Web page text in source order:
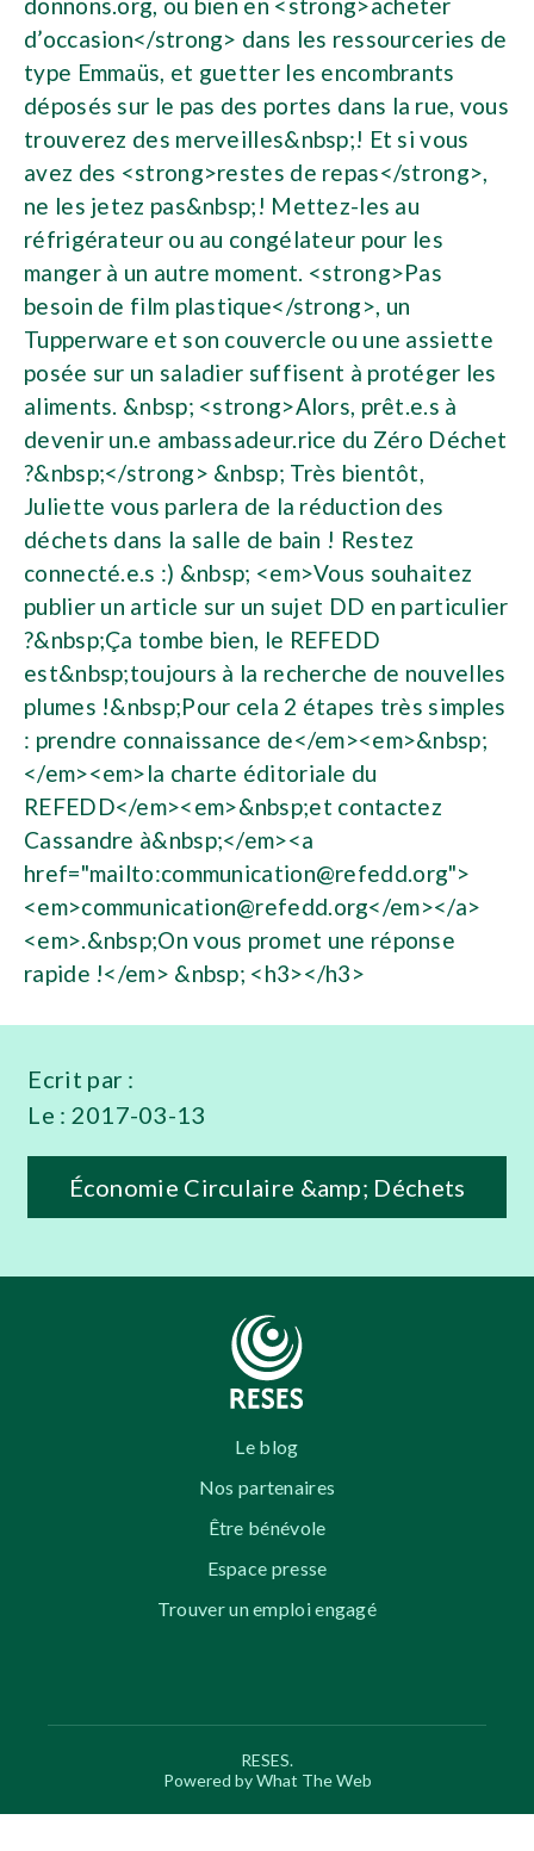
communication@refedd.org">
<em>communication@refedd.org</em></a>
<em>.&nbsp;On vous promet une réponse
rapide !</em> &nbsp; <h3></h3>
Ecrit par :
Le : 2017-03-13
Économie Circulaire &amp; Déchets
Le blog
Nos partenaires
Être bénévole
Espace presse
Trouver un emploi engagé
RESES.
Powered by What The Web